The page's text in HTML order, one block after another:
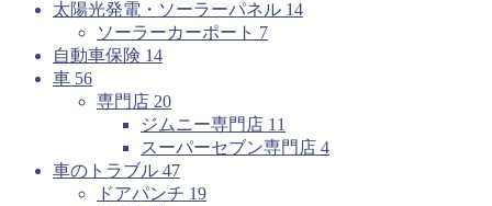
太陽光発電・ソーラーパネル 14
ソーラーカーポート 7
自動車保険 14
車 56
専門店 20
ジムニー専門店 11
スーパーセブン専門店 4
車のトラブル 47
ドアパンチ 19